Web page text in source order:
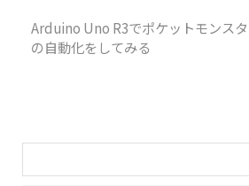
Arduino Uno R3でポケットモンス
の自動化をしてみる